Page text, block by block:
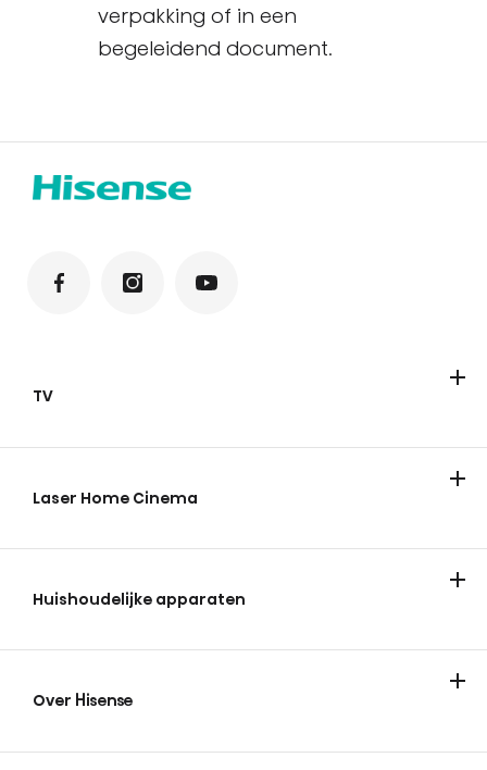
verpakking of in een
begeleidend document.
TV
Laser Home Cinema
Huishoudelijke apparaten
Over Hisense